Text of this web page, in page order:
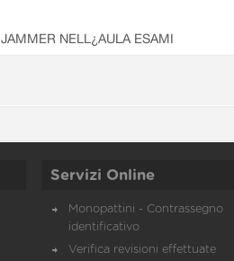
NELL¿AULA ESAMI
Servizi Online
Monopattini - Contrassegno
identificativo
Verifica revisioni effettuate